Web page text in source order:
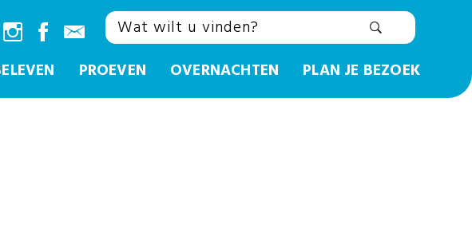
PROEVEN OVERNACHTEN PLAN JE BEZOEK